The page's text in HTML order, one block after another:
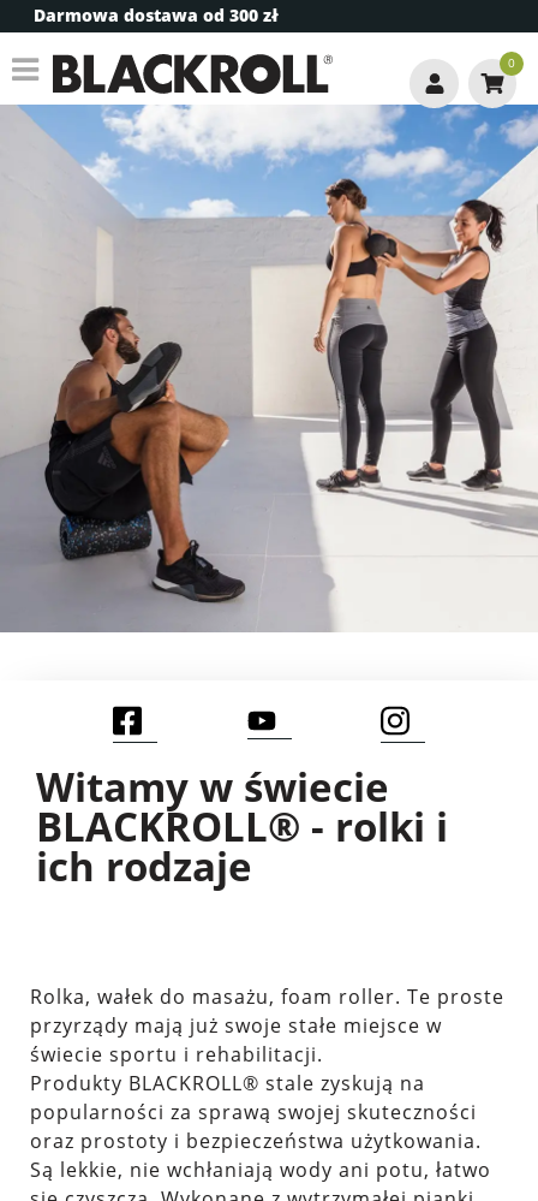
Darmowa dostawa od 300 zł
0
WYBIERZ KATEGORIĘ +
Witamy w świecie
BLACKROLL® - rolki i
ich rodzaje
Rolka, wałek do masażu, foam roller. Te proste
przyrządy mają już swoje stałe miejsce w
świecie sportu i rehabilitacji.
Produkty BLACKROLL® stale zyskują na
popularności za sprawą swojej skuteczności
oraz prostoty i bezpieczeństwa użytkowania.
Są lekkie, nie wchłaniają wody ani potu, łatwo